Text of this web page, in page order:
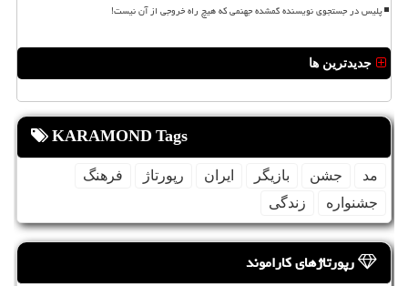
پلیس در جستجوی نویسنده گمشده جهنمی که هیچ راه خروجی از آن نیست!
جدیدترین ها
KARAMOND Tags
مد جشن بازیگر ایران رپورتاژ
فرهنگ
جشنواره
زندگی
رپورتاژهای کاراموند